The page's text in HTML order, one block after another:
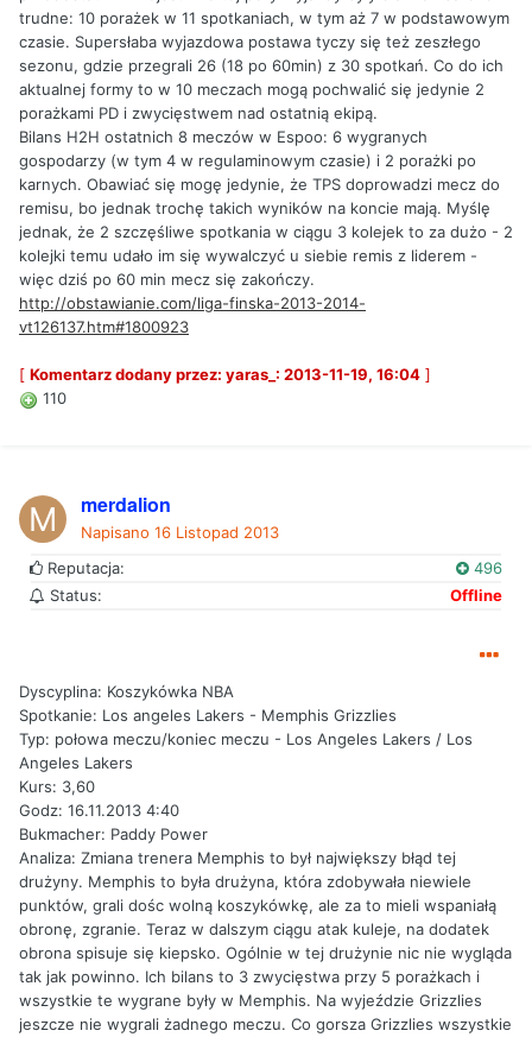
trudne: 10 porażek w 11 spotkaniach, w tym aż 7 w podstawowym
czasie. Supersłaba wyjazdowa postawa tyczy się też zeszłego
sezonu, gdzie przegrali 26 (18 po 60min) z 30 spotkań. Co do ich
aktualnej formy to w 10 meczach mogą pochwalić się jedynie 2
porażkami PD i zwycięstwem nad ostatnią ekipą.
Bilans H2H ostatnich 8 meczów w Espoo: 6 wygranych
gospodarzy (w tym 4 w regulaminowym czasie) i 2 porażki po
karnych. Obawiać się mogę jedynie, że TPS doprowadzi mecz do
remisu, bo jednak trochę takich wyników na koncie mają. Myślę
jednak, że 2 szczęśliwe spotkania w ciągu 3 kolejek to za dużo - 2
kolejki temu udało im się wywalczyć u siebie remis z liderem -
więc dziś po 60 min mecz się zakończy.
http://obstawianie.com/liga-finska-2013-2014-
vt126137.htm#1800923
[ Komentarz dodany przez: yaras_: 2013-11-19, 16:04 ]
110
merdalion
Napisano 16 Listopad 2013
Reputacja:
496
Status:
Offline
Dyscyplina: Koszykówka NBA
Spotkanie: Los angeles Lakers - Memphis Grizzlies
Typ: połowa meczu/koniec meczu - Los Angeles Lakers / Los
Angeles Lakers
Kurs: 3,60
Godz: 16.11.2013 4:40
Bukmacher: Paddy Power
Analiza: Zmiana trenera Memphis to był największy błąd tej
drużyny. Memphis to była drużyna, która zdobywała niewiele
punktów, grali dośc wolną koszykówkę, ale za to mieli wspaniałą
obronę, zgranie. Teraz w dalszym ciągu atak kuleje, na dodatek
obrona spisuje się kiepsko. Ogólnie w tej drużynie nic nie wygląda
tak jak powinno. Ich bilans to 3 zwycięstwa przy 5 porażkach i
wszystkie te wygrane były w Memphis. Na wyjeździe Grizzlies
jeszcze nie wygrali żadnego meczu. Co gorsza Grizzlies wszystkie